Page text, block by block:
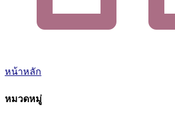
หน้าหลัก
หมวดหมู่